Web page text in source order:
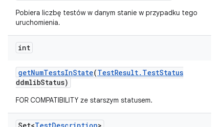
Pobiera liczbę testów w danym stanie w przypadku tego
uruchomienia.
int
getNumTestsInState(TestResult. TestStatus
ddmlibStatus)
FOR COMPATIBILITY ze starszym statusem.